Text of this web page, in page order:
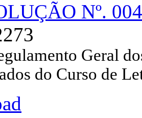
Nº.
gulamento Geral
do Curso de